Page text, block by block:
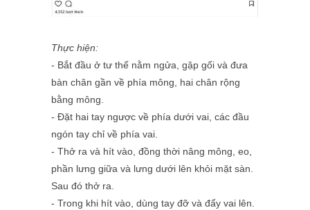
Thực hiện:
- Bắt đầu ở tư thế nằm ngửa, gập gối và đưa
bàn chân gần về phía mông, hai chân rộng
bằng mông.
- Đặt hai tay ngược về phía dưới vai, các đầu
ngón tay chỉ về phía vai.
- Thở ra và hít vào, đồng thời nâng mông, eo,
phần lưng giữa và lưng dưới lên khỏi mặt sàn.
Sau đó thở ra.
- Trong khi hít vào, dùng tay đỡ và đẩy vai lên.